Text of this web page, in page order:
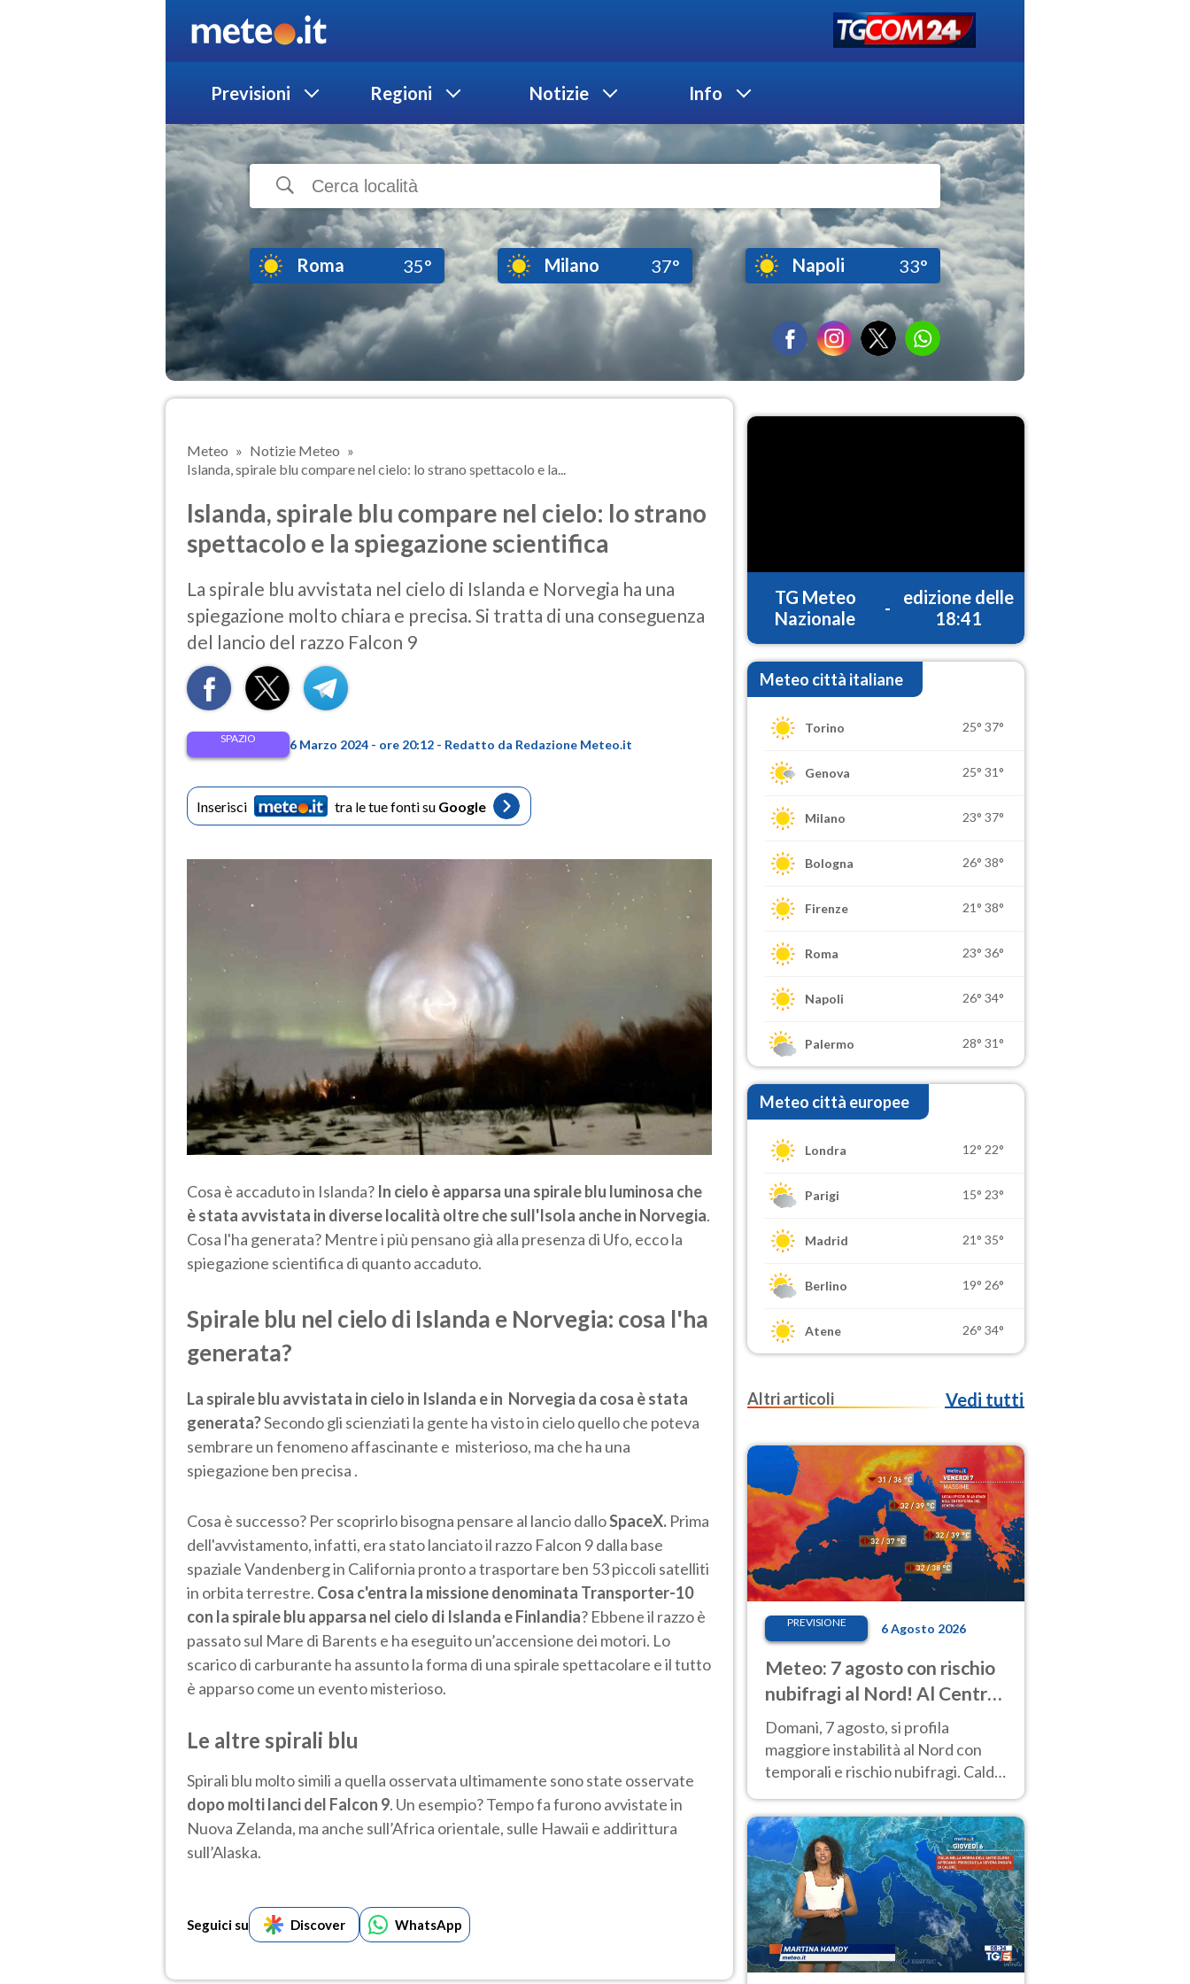
Previsioni Regioni Notizie Info
Roma 35° Milano 37° Napoli 33°
Meteo
Notizie Meteo
Islanda, spirale blu compare nel cielo: lo strano spettacolo e la...
Islanda, spirale blu compare nel cielo: lo strano
spettacolo e la spiegazione scientifica
La spirale blu avvistata nel cielo di Islanda e Norvegia ha una
spiegazione molto chiara e precisa. Si tratta di una conseguenza
del lancio del razzo Falcon 9
SPAZIO 6 Marzo 2024 - ore 20:12 - Redatto da Redazione Meteo.it
Inserisci tra le tue fonti su Google
Cosa è accaduto in Islanda? In cielo è apparsa una spirale blu luminosa che
è stata avvistata in diverse località oltre che sull'Isola anche in Norvegia.
Cosa l'ha generata? Mentre i più pensano già alla presenza di Ufo, ecco la
spiegazione scientifica di quanto accaduto.
Spirale blu nel cielo di Islanda e Norvegia: cosa l'ha
generata?
La spirale blu avvistata in cielo in Islanda e in Norvegia da cosa è stata
generata?Secondo gli scienziati la gente ha visto in cielo quello che poteva
sembrare un fenomeno affascinante e misterioso, ma che ha una
spiegazione ben precisa .
Cosa è successo? Per scoprirlo bisogna pensare al lancio dalloSpaceX. Prima
dell'avvistamento, infatti, era stato lanciato il razzo Falcon 9 dalla base
spaziale Vandenberg in California pronto a trasportare ben 53 piccoli satelliti
in orbita terrestre. Cosa c'entra la missione denominata Transporter-10
con la spirale blu apparsa nel cielo di Islanda e Finlandia? Ebbene il razzo è
passato sul Mare di Barents e ha eseguito un’accensione dei motori. Lo
scarico di carburante ha assunto la forma di una spirale spettacolare e il tutto
è apparso come un evento misterioso.
Le altre spirali blu
Spirali blu molto simili a quella osservata ultimamente sono state osservate
dopo molti lanci del Falcon 9. Un esempio? Tempo fa furono avvistate in
Nuova Zelanda, ma anche sull’Africa orientale, sulle Hawaii e addirittura
sull’Alaska.
Seguici su Discover WhatsApp
TG Meteo
Nazionale
-
edizione delle
18:41
Meteo città italiane
Torino 25° 37°
Genova 25° 31°
Milano 23° 37°
Bologna 26° 38°
Firenze 21° 38°
Roma 23° 36°
Napoli 26° 34°
Palermo 28° 31°
Meteo città europee
Londra 12° 22°
Parigi 15° 23°
Madrid 21° 35°
Berlino 19° 26°
Atene 26° 34°
Altri articoli Vedi tutti
PREVISIONE 6 Agosto 2026
Meteo: 7 agosto con rischio
nubifragi al Nord! Al Centro-
Sud caldo estremo
Domani, 7 agosto, si profila
maggiore instabilità al Nord con
temporali e rischio nubifragi. Caldo
previsioni.